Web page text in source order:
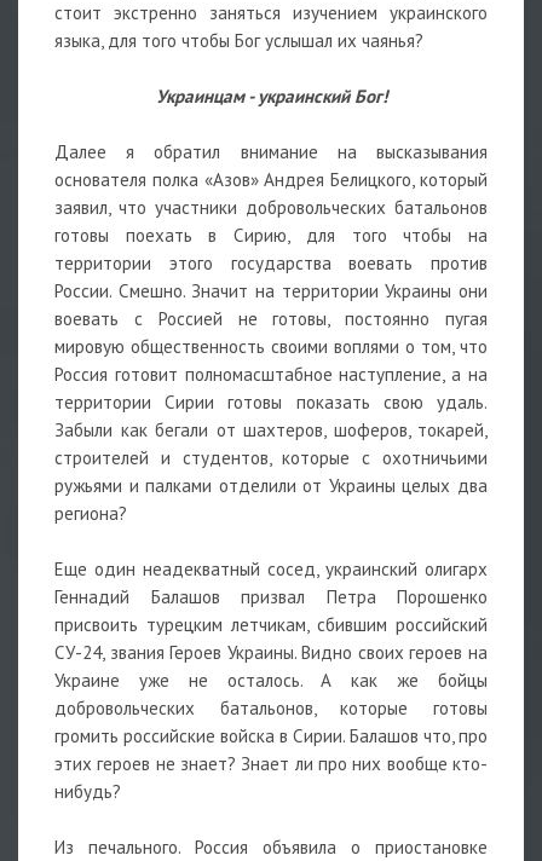
стоит экстренно заняться изучением украинского
языка, для того чтобы Бог услышал их чаянья?
Украинцам - украинский Бог!
Далее я обратил внимание на высказывания
основателя полка «Азов» Андрея Белицкого, который
заявил, что участники добровольческих батальонов
готовы поехать в Сирию, для того чтобы на
территории этого государства воевать против
России. Смешно. Значит на территории Украины они
воевать с Россией не готовы, постоянно пугая
мировую общественность своими воплями о том, что
Россия готовит полномасштабное наступление, а на
территории Сирии готовы показать свою удаль.
Забыли как бегали от шахтеров, шоферов, токарей,
строителей и студентов, которые с охотничьими
ружьями и палками отделили от Украины целых два
региона?
Еще один неадекватный сосед, украинский олигарх
Геннадий Балашов призвал Петра Порошенко
присвоить турецким летчикам, сбившим российский
СУ-24, звания Героев Украины. Видно своих героев на
Украине уже не осталось. А как же бойцы
добровольческих батальонов, которые готовы
громить российские войска в Сирии. Балашов что, про
этих героев не знает? Знает ли про них вообще кто-
нибудь?
Из печального. Россия объявила о приостановке